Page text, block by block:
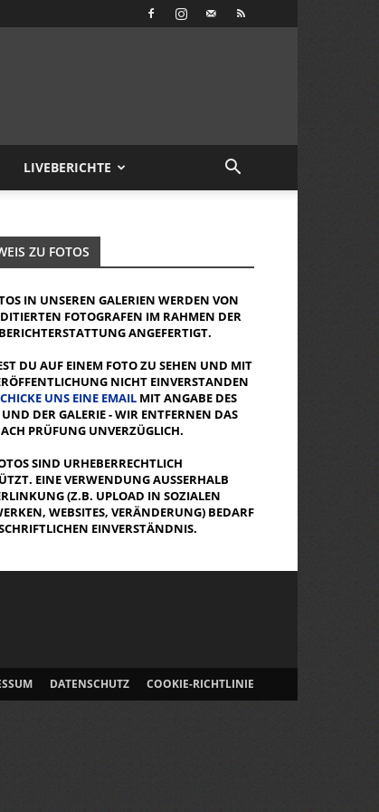
LIVEBERICHTE
ZU FOTOS
IN UNSEREN GALERIEN WERDEN VON
FOTOGRAFEN IM RAHMEN DER
ANGEFERTIGT.
DU AUF EINEM FOTO ZU SEHEN UND MIT
NICHT EINVERSTANDEN
UNS EINE EMAIL MIT ANGABE DES
UND DER GALERIE - WIR ENTFERNEN DAS
PRÜFUNG UNVERZÜGLICH.
SIND URHEBERRECHTLICH
EINE VERWENDUNG AUSSERHALB D
(Z.B. UPLOAD IN SOZIALEN N
WEBSITES, VERÄNDERUNG) BEDARF E
EINVERSTÄNDNIS.
DATENSCHUTZ COOKIE-RICHTLINIE